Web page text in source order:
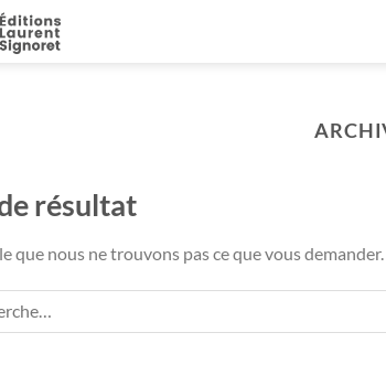
résultat
que nous ne trouvons pas ce que vous